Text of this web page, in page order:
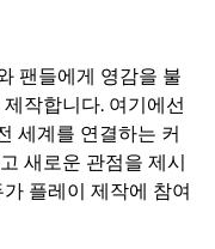
팬들에게 영감을 불
작합니다. 여기에선
세계를 연결하는 커
새로운 관점을 제시
플레이 제작에 참여